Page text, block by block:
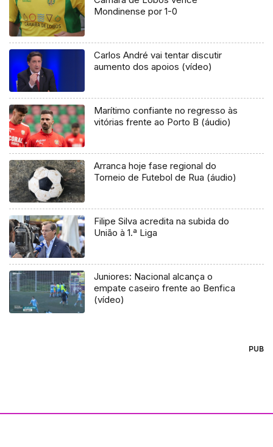
Mondinense por 1-0
Carlos André vai tentar discutir
aumento dos apoios (vídeo)
Marítimo confiante no regresso às
vitórias frente ao Porto B (áudio)
Arranca hoje fase regional do
Torneio de Futebol de Rua (áudio)
Filipe Silva acredita na subida do
União à 1.ª Liga
Juniores: Nacional alcança o
empate caseiro frente ao Benfica
(vídeo)
PUB